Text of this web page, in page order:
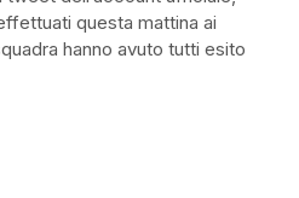
questa mattina ai
hanno avuto tutti esito